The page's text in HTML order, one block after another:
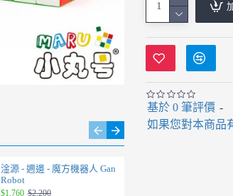
淦源 - 週邊 - 魔方機器人 Gan
Robot
$1,760 $2,200
基於 0 筆評價 -
如果您對本商品